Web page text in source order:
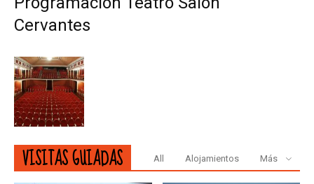
Cervantes
VISITAS GUIADAS All Alojamientos Más